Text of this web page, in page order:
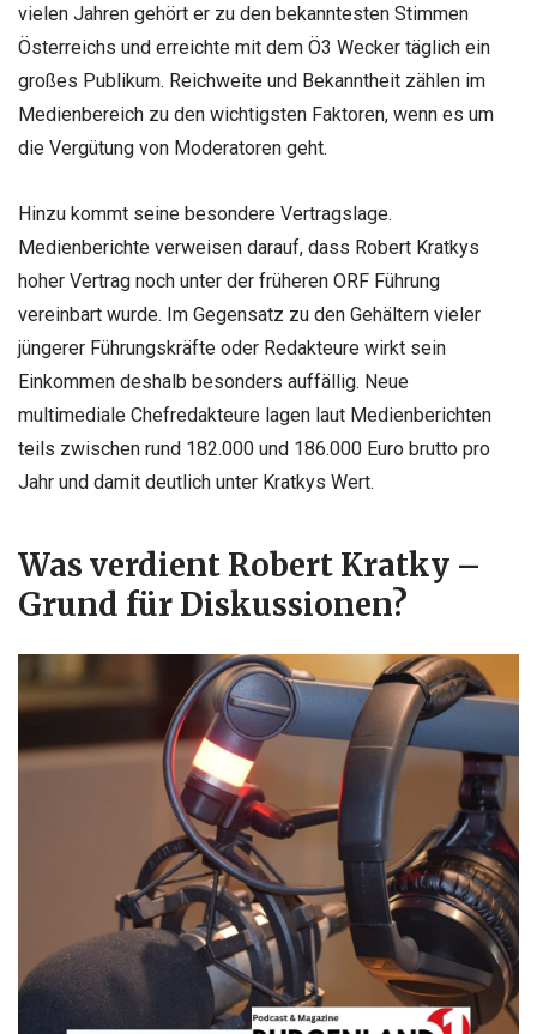
vielen Jahren gehört er zu den bekanntesten Stimmen
Österreichs und erreichte mit dem Ö3 Wecker täglich ein
großes Publikum. Reichweite und Bekanntheit zählen im
Medienbereich zu den wichtigsten Faktoren, wenn es um
die Vergütung von Moderatoren geht.
Hinzu kommt seine besondere Vertragslage.
Medienberichte verweisen darauf, dass Robert Kratkys
hoher Vertrag noch unter der früheren ORF Führung
vereinbart wurde. Im Gegensatz zu den Gehältern vieler
jüngerer Führungskräfte oder Redakteure wirkt sein
Einkommen deshalb besonders auffällig. Neue
multimediale Chefredakteure lagen laut Medienberichten
teils zwischen rund 182.000 und 186.000 Euro brutto pro
Jahr und damit deutlich unter Kratkys Wert.
Was verdient Robert Kratky –
Grund für Diskussionen?